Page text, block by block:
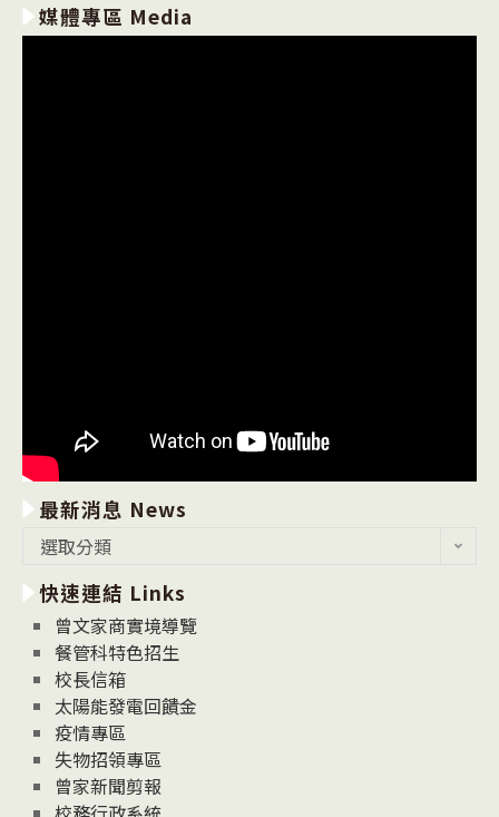
媒體專區 Media
最新消息 News
消
息
News
選取分類
快速連結 Links
曾文家商實境導覽
餐管科特色招生
校長信箱
太陽能發電回饋金
疫情專區
失物招領專區
曾家新聞剪報